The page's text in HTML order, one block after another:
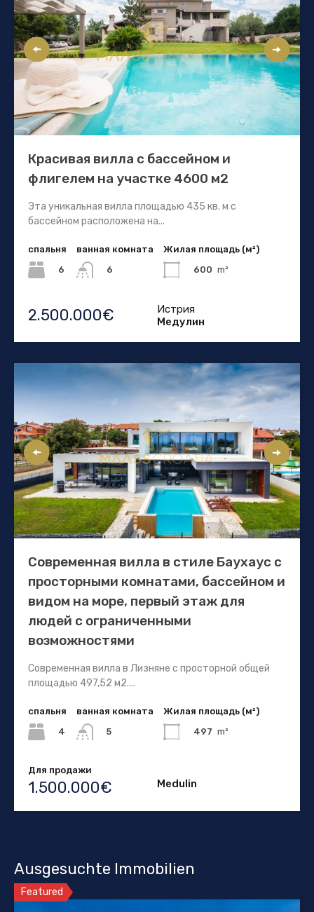
Красивая вилла с бассейном и
флигелем на участке 4600 м2
Эта уникальная вилла площадью 435 кв. м с
бассейном расположена на...
спальня
6
ванная комната
6
Жилая площадь (м²)
600 m²
2.500.000€
Истрия
Медулин
Современная вилла в стиле Баухаус с
просторными комнатами, бассейном и
видом на море, первый этаж для
людей с ограниченными
возможностями
Современная вилла в Лизняне с просторной общей
площадью 497,52 м2....
спальня
4
ванная комната
5
Жилая площадь (м²)
497 m²
Для продажи
1.500.000€ Medulin
Ausgesuchte Immobilien
Featured